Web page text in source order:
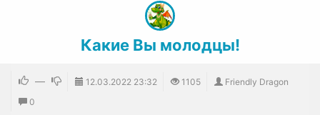
​Какие Вы молодцы!
— 12.03.2022 23:32 1105
Friendly Dragon
0